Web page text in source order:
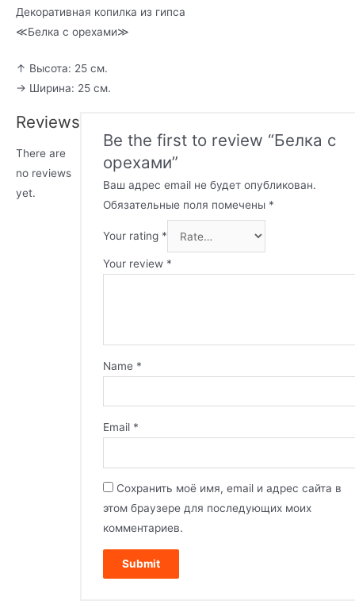
Декоративная копилка из гипса
≪Белка с орехами≫
↑ Высота: 25 см.
→ Ширина: 25 см.
Reviews
There are
no reviews
yet.
Be the first to review “Белка с
орехами”
Ваш адрес email не будет опубликован.
Обязательные поля помечены *
Your rating *
Your review *
Name *
Email *
Сохранить моё имя, email и адрес сайта в
этом браузере для последующих моих
комментариев.